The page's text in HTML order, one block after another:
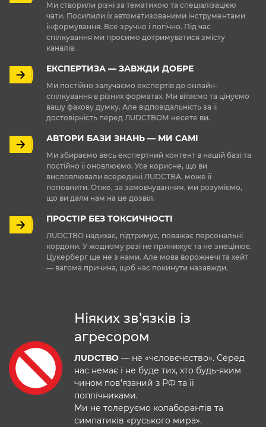
Ми створили різні за тематикою та спеціалізацією
чати. Посилили їх автоматизованими інструментами
інформування. Все зручно і логічно. Під час
спілкування ми просимо дотримуватися змісту
каналів.
ЕКСПЕРТИЗА — ЗАВЖДИ ДОБРЕ
Ми постійно залучаємо експертів до онлайн-
спілкування в різних форматах. Ми вітаємо та цінуємо
вашу фахову думку. Але відповідальність за її
достовірність перед ЛUDCТВОМ несете ви.
АВТОРИ БАЗИ ЗНАНЬ — МИ САМІ
Ми збираємо весь експертний контент в нашій базі та
постійно її оновлюємо. Усе корисне, що ви
висловлювали всередині ЛUDCТВА, може її
поповнити. Отже, за замовчуванням, ми розуміємо,
що ви дали нам на це дозвіл.
ПРОСТІР БЕЗ ТОКСИЧНОСТІ
ЛUDCТВО надихає, підтримує, поважає персональні
кордони. У жодному разі не принижує та не знецінює.
Цукерберг ще не з нами. Але мова ворожнечі та хейт
— вагома причина, щоб нас покинути назавжди.
Ніяких зв’язків із
агресором
ЛUDCТВО — не «чєловєчєство». Серед
нас немає і не буде тих, хто будь-яким
чином пов’язаний з РФ та її
поплічниками.
Ми не толеруємо колаборантів та
симпатиків «руського мира».